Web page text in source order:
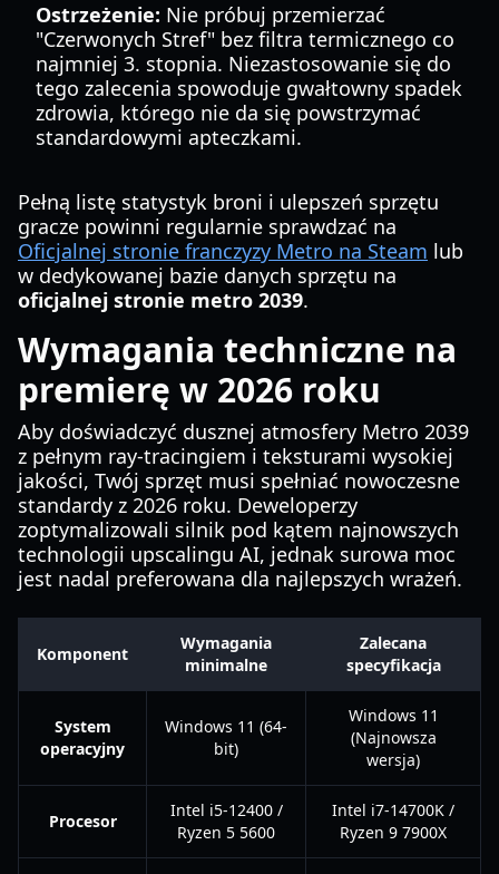
Ostrzeżenie: Nie próbuj przemierzać
"Czerwonych Stref" bez filtra termicznego co
najmniej 3. stopnia. Niezastosowanie się do
tego zalecenia spowoduje gwałtowny spadek
zdrowia, którego nie da się powstrzymać
standardowymi apteczkami.
Pełną listę statystyk broni i ulepszeń sprzętu
gracze powinni regularnie sprawdzać na
Oficjalnej stronie franczyzy Metro na Steam lub
w dedykowanej bazie danych sprzętu na
oficjalnej stronie metro 2039.
Wymagania techniczne na
premierę w 2026 roku
Aby doświadczyć dusznej atmosfery Metro 2039
z pełnym ray-tracingiem i teksturami wysokiej
jakości, Twój sprzęt musi spełniać nowoczesne
standardy z 2026 roku. Deweloperzy
zoptymalizowali silnik pod kątem najnowszych
technologii upscalingu AI, jednak surowa moc
jest nadal preferowana dla najlepszych wrażeń.
Komponent
Wymagania
minimalne
Zalecana
specyfikacja
System
operacyjny
Windows 11 (64-
bit)
Windows 11
(Najnowsza
wersja)
Procesor
Intel i5-12400 /
Ryzen 5 5600
Intel i7-14700K /
Ryzen 9 7900X